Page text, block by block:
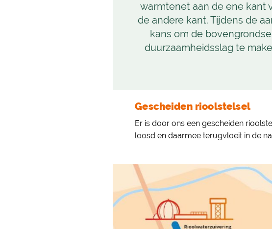
warmtenet aan de ene kant
de andere kant. Tijdens de
kans om de
duurzaamheidsslag te
Gescheiden rioolstelsel
Er is door ons een gescheiden
loosd en daarmee terugvloeit in de